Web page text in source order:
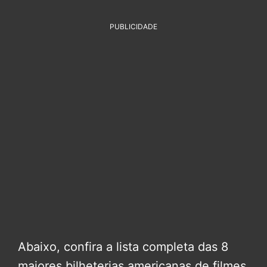
PUBLICIDADE
Abaixo, confira a lista completa das 8